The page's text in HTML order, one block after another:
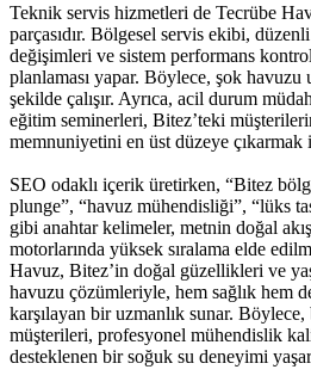
Teknik servis hizmetleri de Tecrübe
parçasıdır. Bölgesel servis ekibi,
değişimleri ve sistem performans
planlaması yapar. Böylece, şok
şekilde çalışır. Ayrıca, acil durum
eğitim seminerleri, Bitez’teki
memnuniyetini en üst düzeye çıkarmak
SEO odaklı içerik üretirken, “Bitez
plunge”, “havuz mühendisliği”, “lüks
gibi anahtar kelimeler, metnin doğal
motorlarında yüksek sıralama elde
Havuz, Bitez’in doğal güzellikleri ve
havuzu çözümleriyle, hem sağlık hem
karşılayan bir uzmanlık sunar.
müşterileri, profesyonel mühendislik
desteklenen bir soğuk su deneyimi